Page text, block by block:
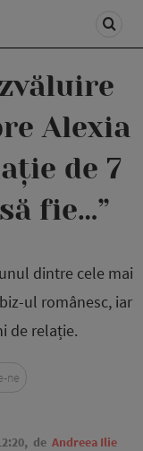
Alexia
de 7
fie…”
dintre cele mai
ul românesc, iar
de relație.
de Andreea Ilie
ne